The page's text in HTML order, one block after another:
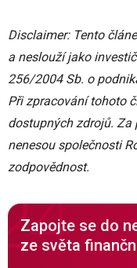
Disclaimer: Tento
a neslouží jako
256/2004 Sb. o
Při zpracování tohoto
dostupných zdrojů. Za
nenesou společnosti
zodpovědnost.
Zapojte se do
ze světa